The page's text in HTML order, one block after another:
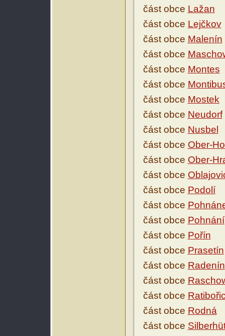
část obce Lažan
část obce Lejčkov
část obce Malenín
část obce
část obce Montes
část obce
část obce Mostek
část obce Neudorf
část obce Nusbel
část obce Ober-
část obce Ober-
část obce
část obce Podolí
část obce
část obce Pohnání
část obce Pořín
část obce Prasetín
část obce Radenín
část obce
část obce
část obce Rodná
část obce